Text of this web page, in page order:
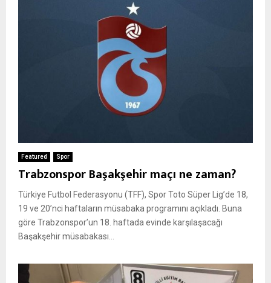
Featured Spor
Trabzonspor Başakşehir maçı ne zaman?
Türkiye Futbol Federasyonu (TFF), Spor Toto Süper Lig’de 18,
19 ve 20’nci haftaların müsabaka programını açıkladı. Buna
göre Trabzonspor’un 18. haftada evinde karşılaşacağı
Başakşehir müsabakası...